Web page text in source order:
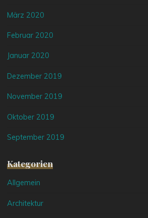
März 2020
Februar 2020
Januar 2020
Dezember 2019
November 2019
Oktober 2019
September 2019
Kategorien
Allgemein
Architektur